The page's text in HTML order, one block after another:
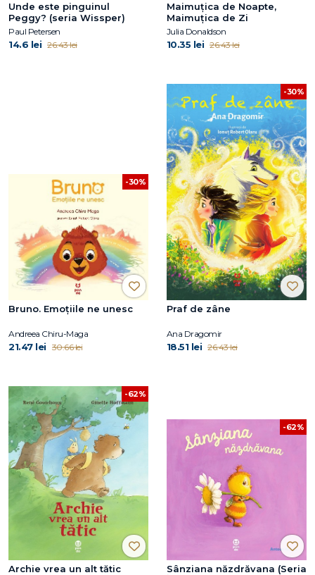
Unde este pinguinul
Peggy? (seria Wissper)
Paul Petersen
14.6 lei 26.43 lei
Maimuțica de Noapte,
Maimuțica de Zi
Julia Donaldson
10.35 lei 26.43 lei
-30%
Bruno. Emoțiile ne unesc
Andreea Chiru-Maga
21.47 lei 30.66 lei
-30%
Praf de zâne
Ana Dragomir
18.51 lei 26.43 lei
-62%
Archie vrea un alt tătic
-62%
Sânziana năzdrăvana (Seria